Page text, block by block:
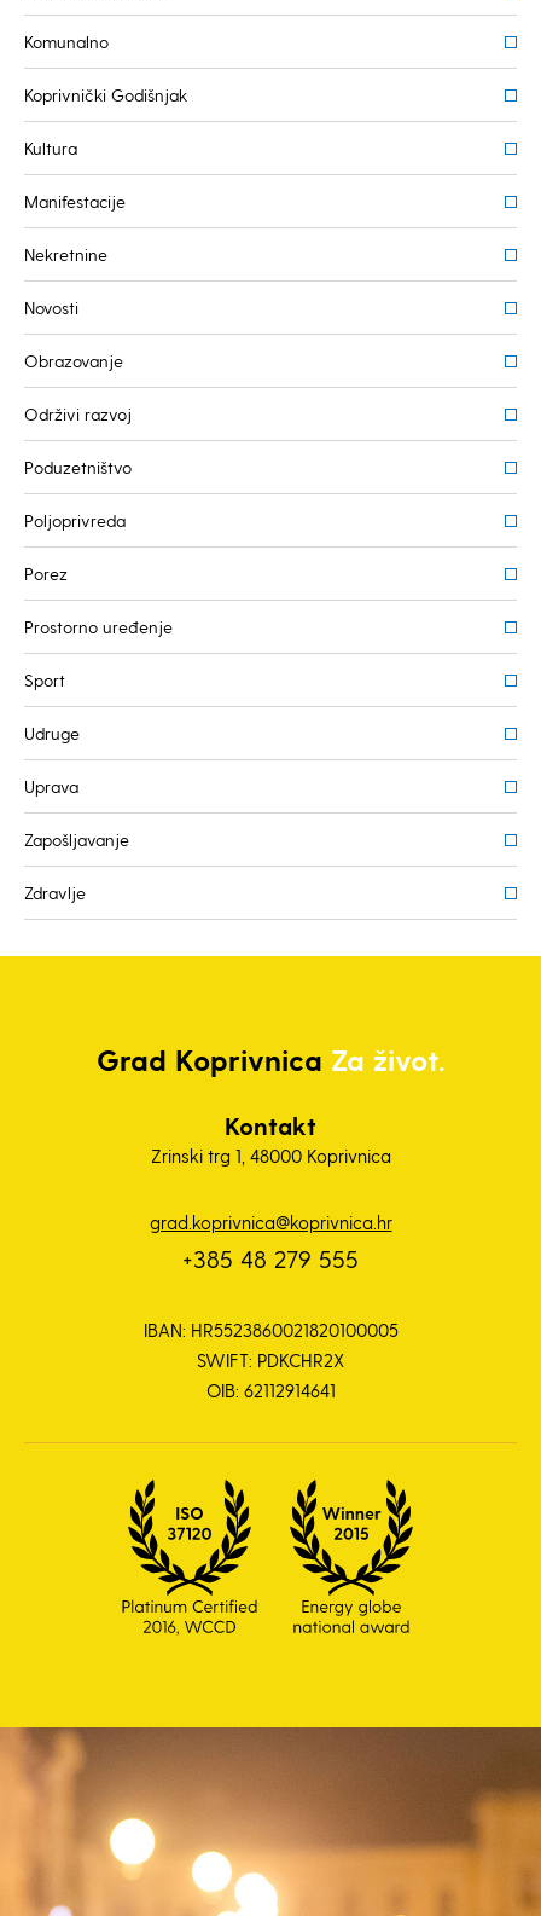
Komunalno
Koprivnički Godišnjak
Kultura
Manifestacije
Nekretnine
Novosti
Obrazovanje
Održivi razvoj
Poduzetništvo
Poljoprivreda
Porez
Prostorno uređenje
Sport
Udruge
Uprava
Zapošljavanje
Zdravlje
Grad Koprivnica Za život.
Kontakt
Zrinski trg 1, 48000 Koprivnica
grad.koprivnica@koprivnica.hr
+385 48 279 555
IBAN: HR5523860021820100005
SWIFT: PDKCHR2X
OIB: 62112914641